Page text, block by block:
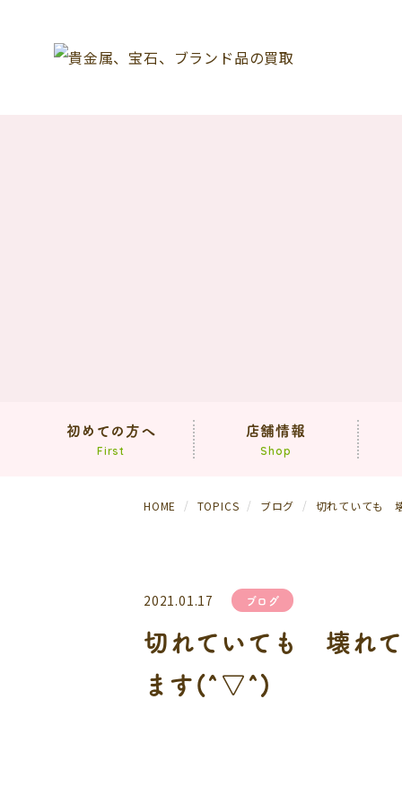
初めての方へ
First
店舗情報
Shop
HOME TOPICS ブログ 切れていても
2021.01.17 ブログ
切れていても 壊れ
ます(^▽^)